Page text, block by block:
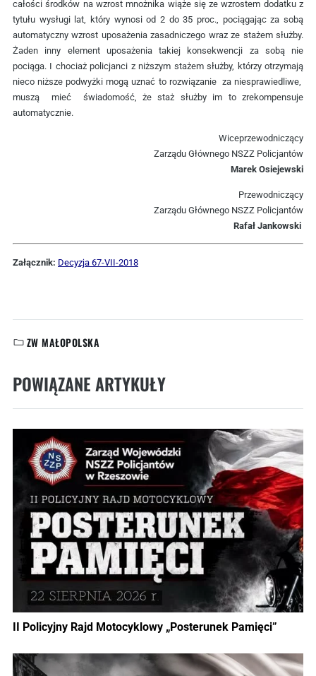
całości środków na wzrost mnożnika wiąże się ze wzrostem dodatku z
tytułu wysługi lat, który wynosi od 2 do 35 proc., pociągając za sobą
automatyczny wzrost uposażenia zasadniczego wraz ze stażem służby.
Żaden inny element uposażenia takiej konsekwencji za sobą nie
pociąga. I chociaż policjanci z niższym stażem służby, którzy otrzymają
nieco niższe podwyżki mogą uznać to rozwiązanie za niesprawiedliwe,
muszą mieć świadomość, że staż służby im to zrekompensuje
automatycznie.
Wiceprzewodniczący
Zarządu Głównego NSZZ Policjantów
Marek Osiejewski
Przewodniczący
Zarządu Głównego NSZZ Policjantów
Rafał Jankowski
Załącznik: Decyzja 67-VII-2018
KATEGORIE:
ZW MAŁOPOLSKA
POWIĄZANE ARTYKUŁY
II Policyjny Rajd Motocyklowy „Posterunek Pamięci”